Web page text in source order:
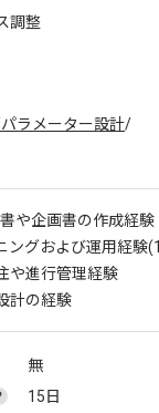
調整
ラメーター設計/
や企画書の作成経験
ングおよび運用経験
や進行管理経験
計の経験
無
15日